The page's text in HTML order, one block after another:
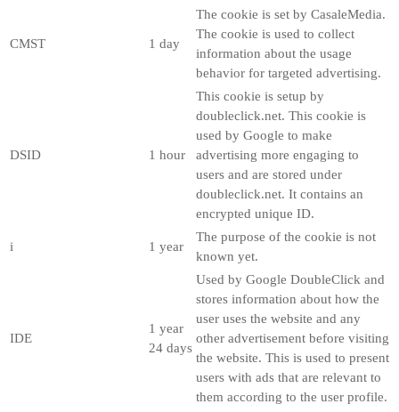
CMST 1 day
The cookie is set by CasaleMedia.
The cookie is used to collect
information about the usage
behavior for targeted advertising.
DSID 1 hour
This cookie is setup by
doubleclick.net. This cookie is
used by Google to make
advertising more engaging to
users and are stored under
doubleclick.net. It contains an
encrypted unique ID.
i 1 year
The purpose of the cookie is not
known yet.
IDE
1 year
24 days
Used by Google DoubleClick and
stores information about how the
user uses the website and any
other advertisement before visiting
the website. This is used to present
users with ads that are relevant to
them according to the user profile.